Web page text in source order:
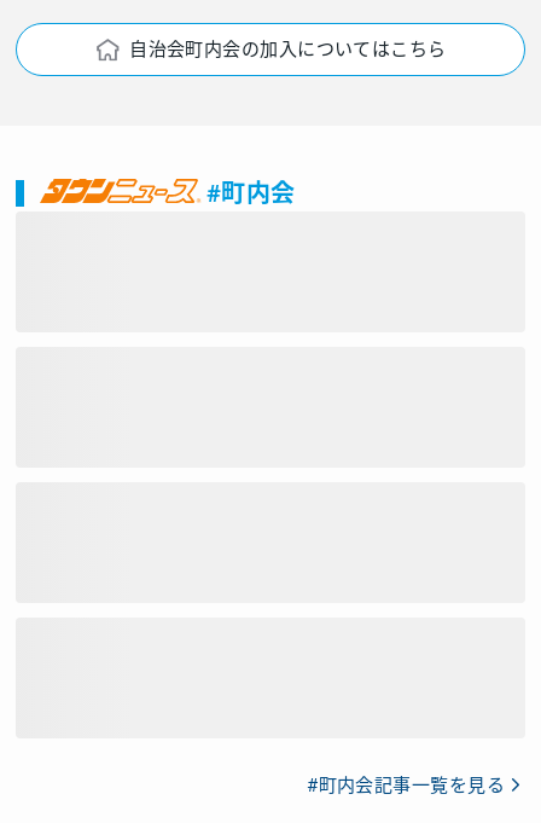
自治会町内会の加入についてはこちら
#町内会
#町内会記事一覧を見る